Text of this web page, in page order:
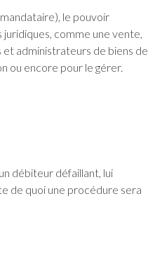
le pouvoir
comme une vente,
et administrateurs de biens de
ou encore pour le gérer.
débiteur défaillant, lui
de quoi une procédure sera